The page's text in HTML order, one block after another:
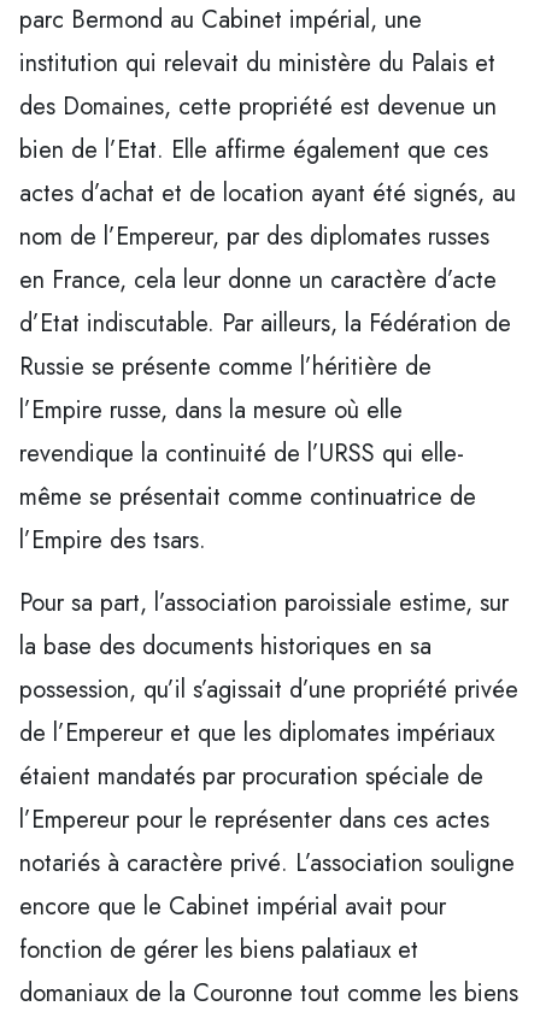
parc Bermond au Cabinet impérial, une
institution qui relevait du ministère du Palais et
des Domaines, cette propriété est devenue un
bien de l’Etat. Elle affirme également que ces
actes d’achat et de location ayant été signés, au
nom de l’Empereur, par des diplomates russes
en France, cela leur donne un caractère d’acte
d’Etat indiscutable. Par ailleurs, la Fédération de
Russie se présente comme l’héritière de
l’Empire russe, dans la mesure où elle
revendique la continuité de l’URSS qui elle-
même se présentait comme continuatrice de
l’Empire des tsars.
Pour sa part, l’association paroissiale estime, sur
la base des documents historiques en sa
possession, qu’il s’agissait d’une propriété privée
de l’Empereur et que les diplomates impériaux
étaient mandatés par procuration spéciale de
l’Empereur pour le représenter dans ces actes
notariés à caractère privé. L’association souligne
encore que le Cabinet impérial avait pour
fonction de gérer les biens palatiaux et
domaniaux de la Couronne tout comme les biens